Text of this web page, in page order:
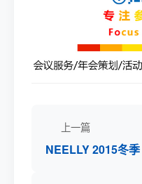
上一篇
NEELLY 2015冬